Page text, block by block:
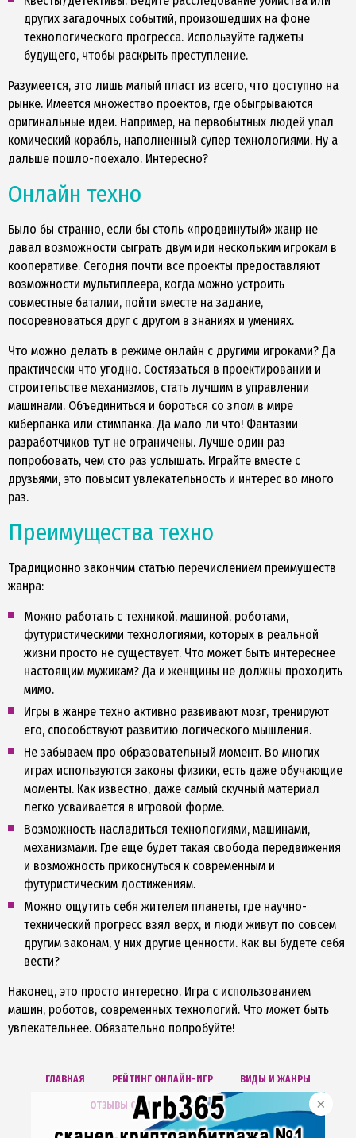
других загадочных событий, произошедших на фоне
технологического прогресса. Используйте гаджеты
будущего, чтобы раскрыть преступление.
Разумеется, это лишь малый пласт из всего, что доступно на
рынке. Имеется множество проектов, где обыгрываются
оригинальные идеи. Например, на первобытных людей упал
комический корабль, наполненный супер технологиями. Ну а
дальше пошло-поехало. Интересно?
Онлайн техно
Было бы странно, если бы столь «продвинутый» жанр не
давал возможности сыграть двум иди нескольким игрокам в
кооперативе. Сегодня почти все проекты предоставляют
возможности мультиплеера, когда можно устроить
совместные баталии, пойти вместе на задание,
посоревноваться друг с другом в знаниях и умениях.
Что можно делать в режиме онлайн с другими игроками? Да
практически что угодно. Состязаться в проектировании и
строительстве механизмов, стать лучшим в управлении
машинами. Объединиться и бороться со злом в мире
киберпанка или стимпанка. Да мало ли что! Фантазии
разработчиков тут не ограничены. Лучше один раз
попробовать, чем сто раз услышать. Играйте вместе с
друзьями, это повысит увлекательность и интерес во много
раз.
Преимущества техно
Традиционно закончим статью перечислением преимуществ
жанра:
Можно работать с техникой, машиной, роботами,
футуристическими технологиями, которых в реальной
жизни просто не существует. Что может быть интереснее
настоящим мужикам? Да и женщины не должны проходить
мимо.
Игры в жанре техно активно развивают мозг, тренируют
его, способствуют развитию логического мышления.
Не забываем про образовательный момент. Во многих
играх используются законы физики, есть даже обучающие
моменты. Как известно, даже самый скучный материал
легко усваивается в игровой форме.
Возможность насладиться технологиями, машинами,
механизмами. Где еще будет такая свобода передвижения
и возможность прикоснуться к современным и
футуристическим достижениям.
Можно ощутить себя жителем планеты, где научно-
технический прогресс взял верх, и люди живут по совсем
другим законам, у них другие ценности. Как вы будете себя
вести?
Наконец, это просто интересно. Игра с использованием
машин, роботов, современных технологий. Что может быть
увлекательнее. Обязательно попробуйте!
ГЛАВНАЯ РЕЙТИНГ ОНЛАЙН-ИГР ВИДЫ И ЖАНРЫ
ОТЗЫВЫ ОБ ИГРАХ БОНУСХАНТИНГ